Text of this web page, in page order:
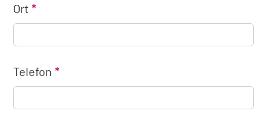
Ort
Telefon